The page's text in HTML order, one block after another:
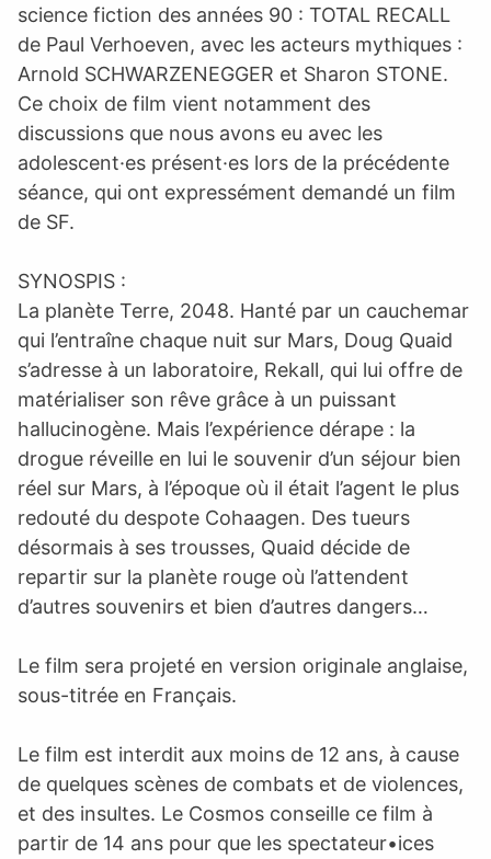
science fiction des années 90 : TOTAL RECALL
de Paul Verhoeven, avec les acteurs mythiques :
Arnold SCHWARZENEGGER et Sharon STONE.
Ce choix de film vient notamment des
discussions que nous avons eu avec les
adolescent·es présent·es lors de la précédente
séance, qui ont expressément demandé un film
de SF.
SYNOSPIS :
La planète Terre, 2048. Hanté par un cauchemar
qui l’entraîne chaque nuit sur Mars, Doug Quaid
s’adresse à un laboratoire, Rekall, qui lui offre de
matérialiser son rêve grâce à un puissant
hallucinogène. Mais l’expérience dérape : la
drogue réveille en lui le souvenir d’un séjour bien
réel sur Mars, à l’époque où il était l’agent le plus
redouté du despote Cohaagen. Des tueurs
désormais à ses trousses, Quaid décide de
repartir sur la planète rouge où l’attendent
d’autres souvenirs et bien d’autres dangers…
Le film sera projeté en version originale anglaise,
sous-titrée en Français.
Le film est interdit aux moins de 12 ans, à cause
de quelques scènes de combats et de violences,
et des insultes. Le Cosmos conseille ce film à
partir de 14 ans pour que les spectateur•ices